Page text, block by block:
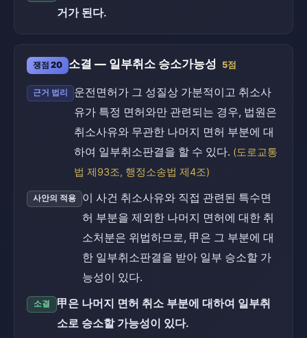
거가 된다.
쟁점 20 소결 — 일부취소 승소가능성 5점
근거 법리
운전면허가 그 성질상 가분적이고 취소사
유가 특정 면허와만 관련되는 경우, 법원은
취소사유와 무관한 나머지 면허 부분에 대
하여 일부취소판결을 할 수 있다. (도로교통
법 제93조, 행정소송법 제4조)
사안의 적용
이 사건 취소사유와 직접 관련된 특수면
허 부분을 제외한 나머지 면허에 대한 취
소처분은 위법하므로, 甲은 그 부분에 대
한 일부취소판결을 받아 일부 승소할 가
능성이 있다.
소결
甲은 나머지 면허 취소 부분에 대하여 일부취
소로 승소할 가능성이 있다.